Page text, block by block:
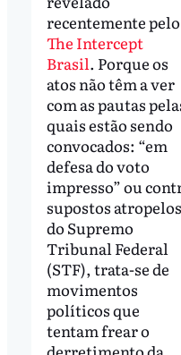
recentemente pelo
The Intercept
Brasil. Porque os
atos não têm a ver
com as pautas
quais estão sendo
convocados: “em
defesa do voto
impresso” ou
supostos atropelos
do Supremo
Tribunal Federal
(STF), trata-se de
movimentos
políticos que
tentam frear o